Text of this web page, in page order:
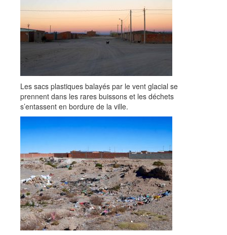
Les sacs plastiques balayés par le vent glacial se
prennent dans les rares buissons et les déchets
s’entassent en bordure de la ville.